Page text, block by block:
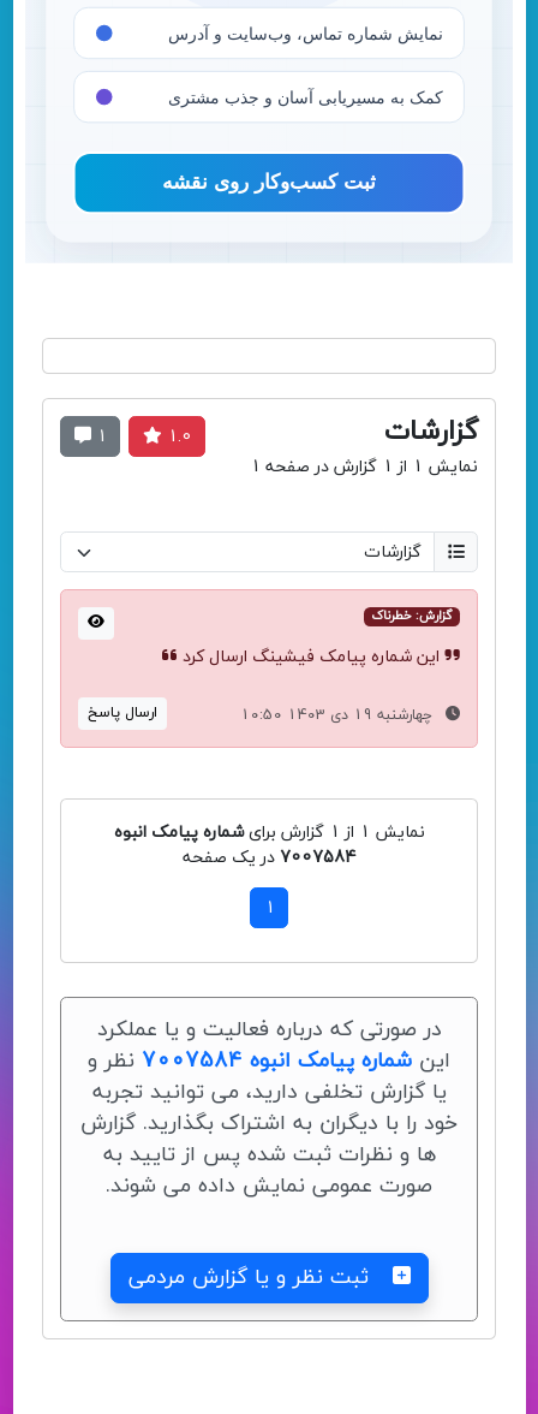
1 1.0 گزارشات
نمایش 1 از 1 گزارش در صفحه 1
گزارش: خطرناک
این شماره پیامک فیشینگ ارسال کرد
چهارشنبه 19 دی 1403 10:50 ارسال پاسخ
نمایش 1 از 1 گزارش برای
شماره پیامک انبوه
7007584 در یک صفحه
1
در صورتی که درباره فعالیت و یا عملکرد
این شماره پیامک انبوه 7007584
نظر و
یا گزارش تخلفی دارید، می توانید تجربه
خود را با دیگران به اشتراک بگذارید. گزارش
ها و نظرات ثبت شده پس از تایید به
صورت عمومی نمایش داده می شوند.
ثبت نظر و یا گزارش مردمی